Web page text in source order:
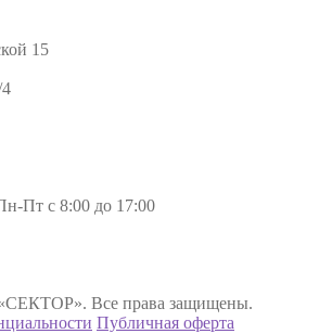
15
Пт с 8:00 до 17:00
Все права защищены.
Публичная оферта